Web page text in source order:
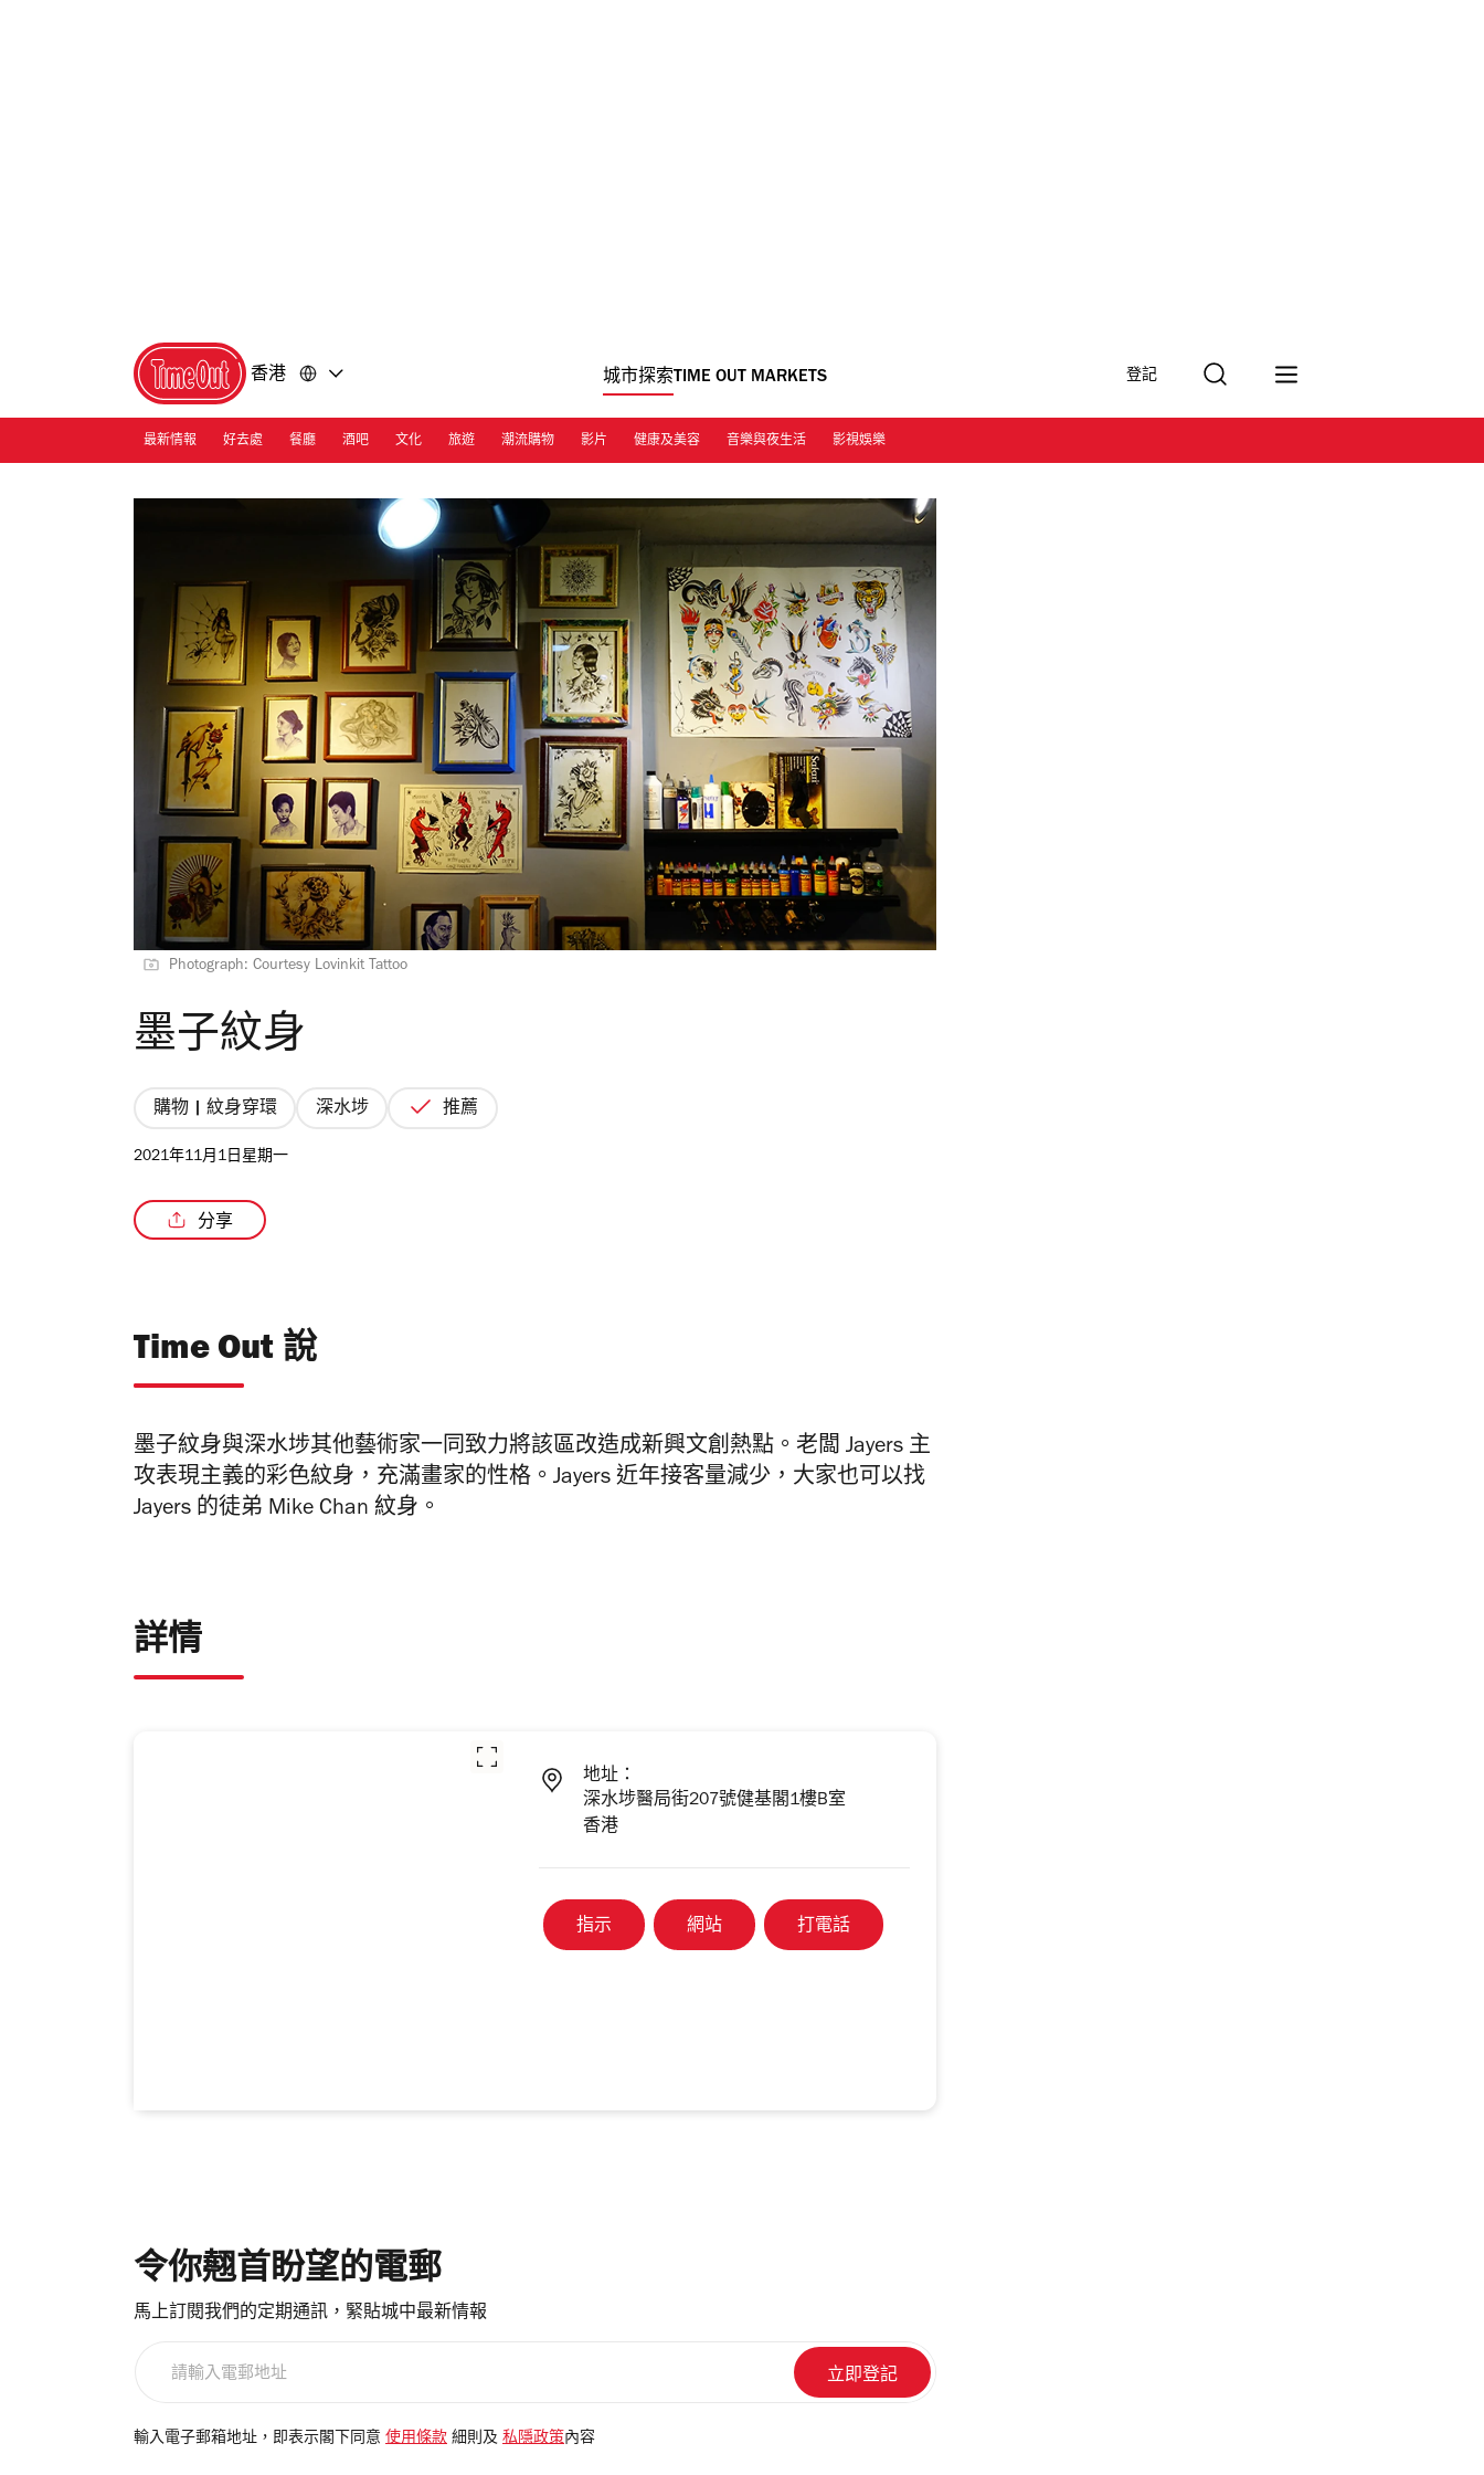
香港 城市探索TIME OUT MARKETS 登記
最新情報 好去處 餐廳 酒吧 文化 旅遊 潮流購物 影片 健康及美容 音樂與夜生活 影視娛樂
Photograph: Courtesy Lovinkit Tattoo
墨子紋身
購物 | 紋身穿環 深水埗 推薦
2021年11月1日星期一
分享
Time Out 說
墨子紋身與深水埗其他藝術家一同致力將該區改造成新興文創熱點。老闆 Jayers 主
攻表現主義的彩色紋身，充滿畫家的性格。Jayers 近年接客量減少，大家也可以找
Jayers 的徒弟 Mike Chan 紋身。
詳情
地址：
深水埗醫局街207號健基閣1樓B室
香港
指示 網站 打電話
令你翹首盼望的電郵
馬上訂閱我們的定期通訊，緊貼城中最新情報
電
輸入電子郵箱地址，即表示閣下同意 使用條款 細則及 私隱政策 內容